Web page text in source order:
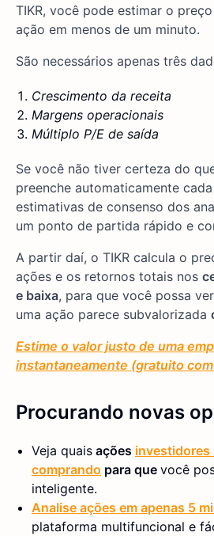
TIKR, você pode estimar o
ação em menos de um minuto.
São necessários apenas três
Crescimento da receita
Margens operacionais
Múltiplo P/E de saída
Se você não tiver certeza do
preenche automaticamente
estimativas de consenso dos
um ponto de partida rápido e
A partir daí, o TIKR calcula o
ações e os retornos totais nos
e baixa, para que você possa
uma ação parece subvalorizada
Estime o valor justo de uma
instantaneamente (gratuito
Procurando novas
Veja quais ações investidores
comprando para que você
inteligente.
Analise ações em apenas 5
plataforma multifuncional e